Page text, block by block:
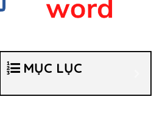
MỤC LỤC